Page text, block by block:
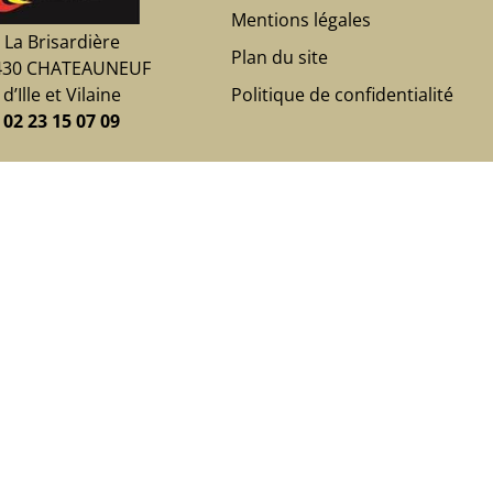
La Brisardière
CHATEAUNEUF
d’Ille et Vilaine
02 23 15 07 09
Mentions légales
Plan du site
Politique de confidentialité